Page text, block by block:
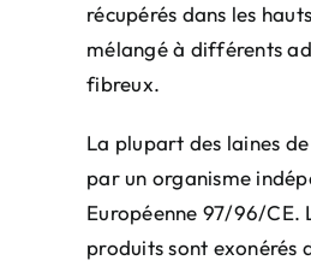
récupérés dans les
mélangé à différents
fibreux.
La plupart des laines
par un organisme
Européenne 97/96/CE.
produits sont exonérés